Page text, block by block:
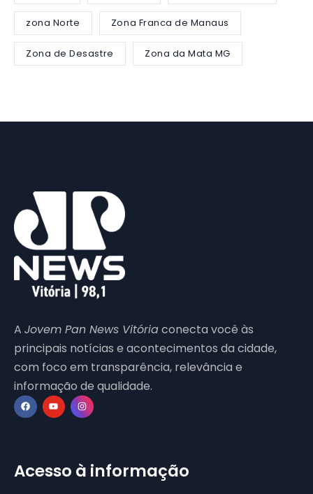
zona Norte Zona Franca de Manaus
Zona de Desastre Zona da Mata MG
A Jovem Pan News Vitóriaconecta você às
principais notícias e acontecimentos da cidade,
com foco em transparência, relevância e
informação de qualidade.
Acesso à informação